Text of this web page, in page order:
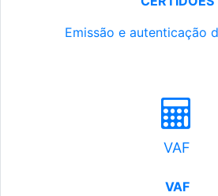
Emissão e autenticação
VAF
VAF